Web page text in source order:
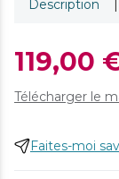
Description
119,00
Télécharger le
Faites-moi